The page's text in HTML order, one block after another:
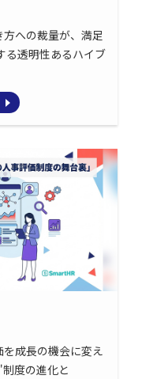
への裁量が、満足
透明性あるハイブ
成長の機会に変え
度の進化と